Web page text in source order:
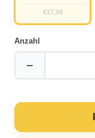
€17,99
Anzahl
−